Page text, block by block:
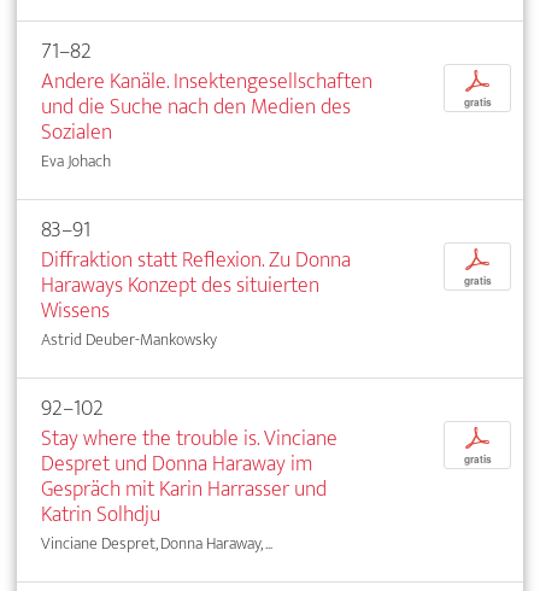
71–82
Andere Kanäle. Insektengesellschaften
und die Suche nach den Medien des
Sozialen
Eva Johach
p
gratis
83–91
Diffraktion statt Reflexion. Zu Donna
Haraways Konzept des situierten
Wissens
Astrid Deuber-Mankowsky
p
gratis
92–102
Stay where the trouble is. Vinciane
Despret und Donna Haraway im
Gespräch mit Karin Harrasser und
Katrin Solhdju
Vinciane Despret, Donna Haraway, ...
p
gratis